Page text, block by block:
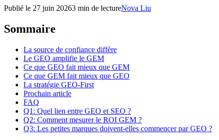
Publié le 27 juin 20263 min de lectureNova Liu
Sommaire
La source de confiance diffère
Le GEO amplifie le GEM
Ce que GEO fait mieux que GEM
Ce que GEM fait mieux que GEO
La stratégie GEO-First
Prochain article
FAQ
Q1: Quel lien entre GEO et SEO ?
Q2: Comment mesurer le ROI GEM ?
Q3: Les petites marques doivent-elles commencer par GEO ?